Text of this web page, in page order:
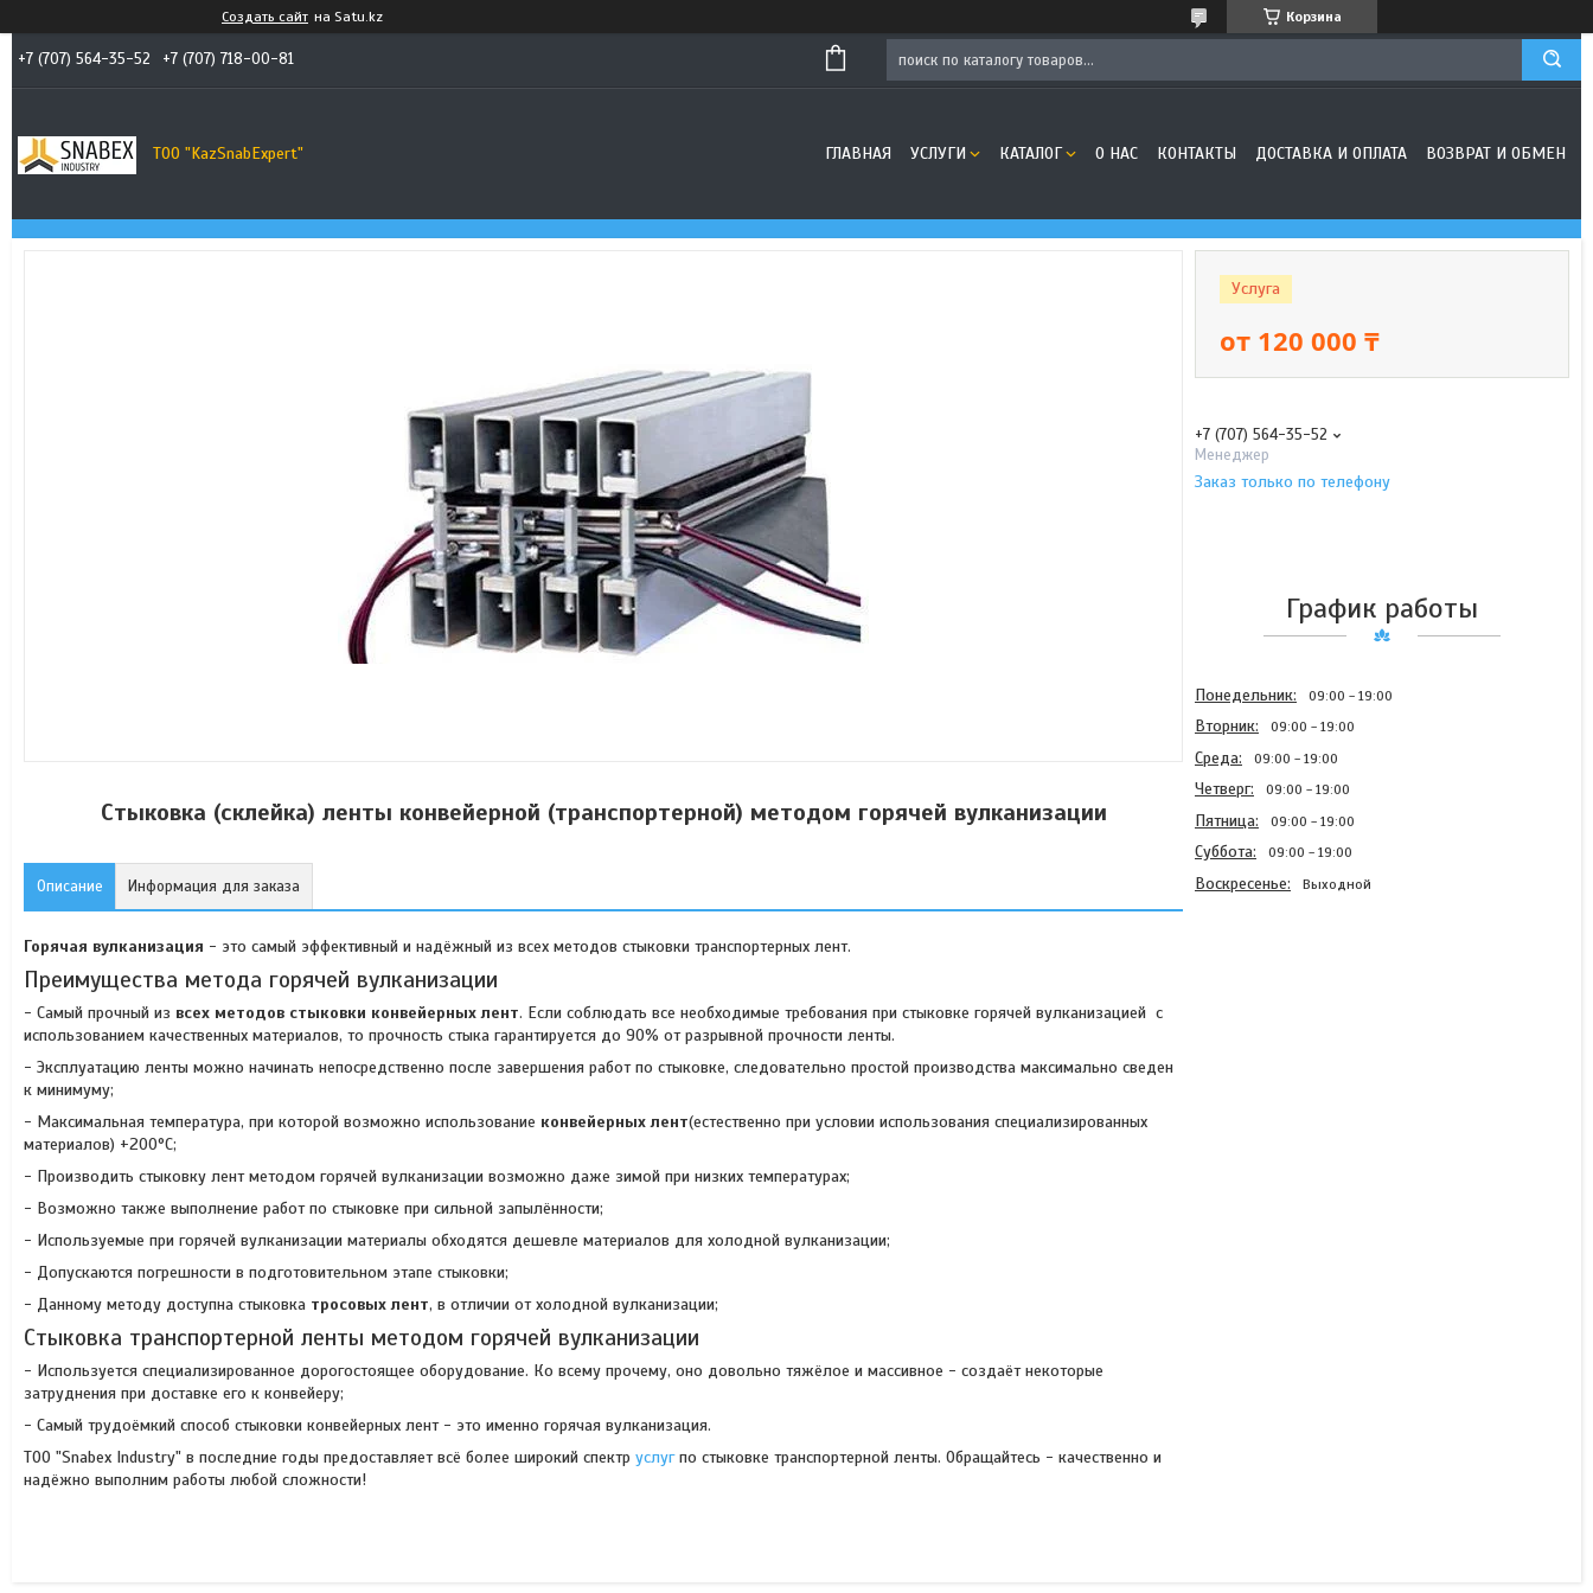
Создать сайт на Satu.kz Корзина
+7 (707) 564-35-52 +7 (707) 718-00-81
TOO "KazSnabExpert" ГЛАВНАЯ УСЛУГИ КАТАЛОГ О НАС КОНТАКТЫ ДОСТАВКА И ОПЛАТА ВОЗВРАТ И ОБМЕН
Стыковка (склейка) ленты конвейерной (транспортерной) методом горячей вулканизации
Описание Информация для заказа
Горячая вулканизация - это самый эффективный и надёжный из всех методов стыковки транспортерных лент.
Преимущества метода горячей вулканизации
- Самый прочный из всех методов стыковки конвейерных лент. Если соблюдать все необходимые требования при стыковке горячей вулканизацией с
использованием качественных материалов, то прочность стыка гарантируется до 90% от разрывной прочности ленты.
- Эксплуатацию ленты можно начинать непосредственно после завершения работ по стыковке, следовательно простой производства максимально сведен
к минимуму;
- Максимальная температура, при которой возможно использование конвейерных лент(естественно при условии использования специализированных
материалов) +200°С;
- Производить стыковку лент методом горячей вулканизации возможно даже зимой при низких температурах;
- Возможно также выполнение работ по стыковке при сильной запылённости;
- Используемые при горячей вулканизации материалы обходятся дешевле материалов для холодной вулканизации;
- Допускаются погрешности в подготовительном этапе стыковки;
- Данному методу доступна стыковка тросовых лент, в отличии от холодной вулканизации;
Стыковка транспортерной ленты методом горячей вулканизации
- Используется специализированное дорогостоящее оборудование. Ко всему прочему, оно довольно тяжёлое и массивное - создаёт некоторые
затруднения при доставке его к конвейеру;
- Самый трудоёмкий способ стыковки конвейерных лент - это именно горячая вулканизация.
ТОО "Snabex Industry" в последние годы предоставляет всё более широкий спектр услугпо стыковке транспортерной ленты. Обращайтесь - качественно и
надёжно выполним работы любой сложности!
Услуга
от 120 000 ₸
+7 (707) 564-35-52
Менеджер
Заказ только по телефону
График работы
Понедельник 09:00 19:00
Вторник 09:00 19:00
Среда 09:00 19:00
Четверг 09:00 19:00
Пятница 09:00 19:00
Суббота 09:00 19:00
Воскресенье Выходной